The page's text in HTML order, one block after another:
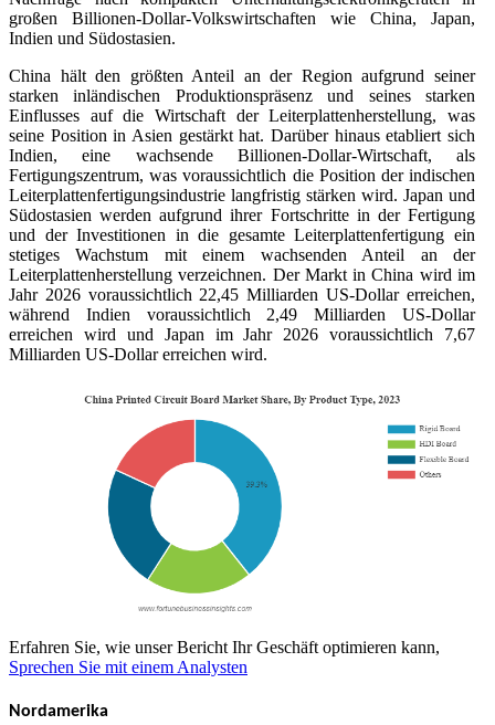
großen Billionen-Dollar-Volkswirtschaften wie China, Japan,
Indien und Südostasien.
China hält den größten Anteil an der Region aufgrund seiner
starken inländischen Produktionspräsenz und seines starken
Einflusses auf die Wirtschaft der Leiterplattenherstellung, was
seine Position in Asien gestärkt hat. Darüber hinaus etabliert sich
Indien, eine wachsende Billionen-Dollar-Wirtschaft, als
Fertigungszentrum, was voraussichtlich die Position der indischen
Leiterplattenfertigungsindustrie langfristig stärken wird. Japan und
Südostasien werden aufgrund ihrer Fortschritte in der Fertigung
und der Investitionen in die gesamte Leiterplattenfertigung ein
stetiges Wachstum mit einem wachsenden Anteil an der
Leiterplattenherstellung verzeichnen. Der Markt in China wird im
Jahr 2026 voraussichtlich 22,45 Milliarden US-Dollar erreichen,
während Indien voraussichtlich 2,49 Milliarden US-Dollar
erreichen wird und Japan im Jahr 2026 voraussichtlich 7,67
Milliarden US-Dollar erreichen wird.
Erfahren Sie, wie unser Bericht Ihr Geschäft optimieren kann,
Sprechen Sie mit einem Analysten
Nordamerika